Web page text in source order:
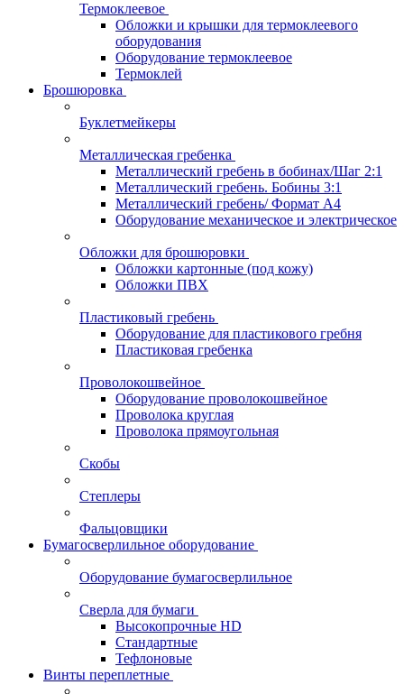
Термоклеевое
Обложки и крышки для термоклеевого
оборудования
Оборудование термоклеевое
Термоклей
Брошюровка
Буклетмейкеры
Металлическая гребенка
Металлический гребень в бобинах/Шаг 2:1
Металлический гребень. Бобины 3:1
Металлический гребень/ Формат А4
Оборудование механическое и электрическое
Обложки для брошюровки
Обложки картонные (под кожу)
Обложки ПВХ
Пластиковый гребень
Оборудование для пластикового гребня
Пластиковая гребенка
Проволокошвейное
Оборудование проволокошвейное
Проволока круглая
Проволока прямоугольная
Скобы
Степлеры
Фальцовщики
Бумагосверлильное оборудование
Оборудование бумагосверлильное
Сверла для бумаги
Высокопрочные HD
Стандартные
Тефлоновые
Винты переплетные